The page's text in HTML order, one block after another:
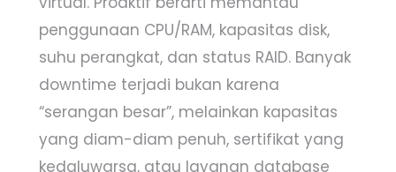
penggunaan CPU/RAM, kapasitas disk,
suhu perangkat, dan status RAID. Banyak
downtime terjadi bukan karena
“serangan besar”, melainkan kapasitas
yang diam-diam penuh, sertifikat yang
kedaluwarsa, atau layanan database